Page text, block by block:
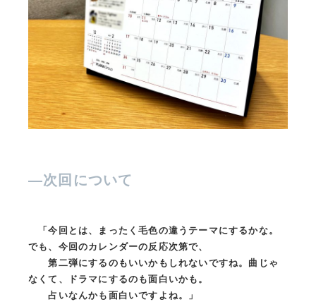
—次回について
「今回とは、まったく毛色の違うテーマにするかな。
でも、今回のカレンダーの反応次第で、
第二弾にするのもいいかもしれないですね。曲じゃ
なくて、ドラマにするのも面白いかも。
占いなんかも面白いですよね。」